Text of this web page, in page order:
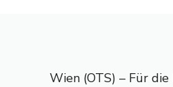
Wien (OTS) – Für